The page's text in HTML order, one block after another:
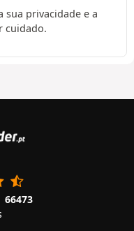
sua privacidade e a
cuidado.
66473